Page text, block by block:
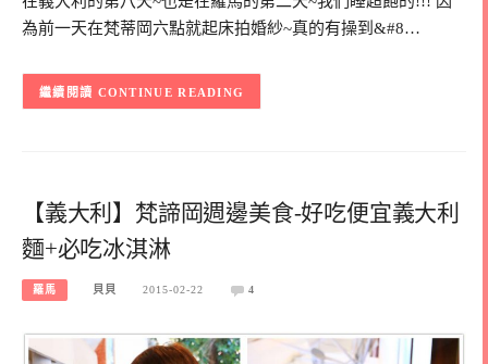
為前一天在梵蒂岡六點就起床拍婚紗~真的有操到&#8…
CONTINUE READING
【義大利】梵諦岡週邊美食-好吃便宜義大利
麵+必吃冰淇淋
羅馬 貝貝 2015-02-22 4